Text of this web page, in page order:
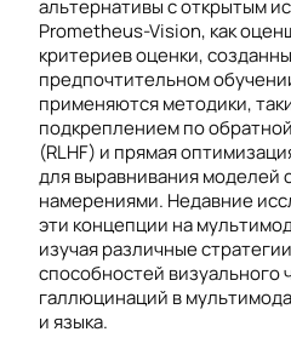
альтернативы с открытым
Prometheus-Vision, как
критериев оценки,
предпочтительном
применяются методики,
подкреплением по
(RLHF) и прямая
для выравнивания моделей
намерениями. Недавние
эти концепции на
изучая различные
способностей визуального
галлюцинаций в
и языка.